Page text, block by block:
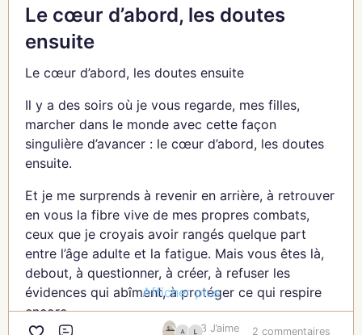
puisse éclore, enfin.
Jacqueline
Chaque recoin de mon corps murmure l’histoire de
cette journée. Un récit confus mais vivant, où les
couleurs se mêlent, où les éclats de lumière
trier, je ne veux pas comprendre. Je rêve juste d’un
refuge. Une grotte douce et silencieuse, tapissée
de mousse.
amoureux. Tout s’arrête. Plus besoin de porter,
plus besoin de traverser. Juste être, laisser chaque
émotion retomber en douceur, redevenir poussière
ou lumière.
Et peut-être, dans ce cocon de calme, sentir à
nouveau l’essentiel : la vie, brute et dense, qui fait
battre mon cœur.
Le cœur d’abord, les doutes
ensuite
Le cœur d’abord, les doutes ensuite
Il y a des soirs où je vous regarde, mes filles,
marcher dans le monde avec cette façon
singulière d’avancer : le cœur d’abord, les doutes
ensuite.
Et je me surprends à revenir en arrière, à retrouver
en vous la fibre vive de mes propres combats,
ceux que je croyais avoir rangés quelque part
entre l’âge adulte et la fatigue. Mais vous êtes là,
debout, à questionner, à créer, à refuser les
évidences qui abîment, à protéger ce qui respire
encore.
Afficher plus
3 J’aime 2 commentaires